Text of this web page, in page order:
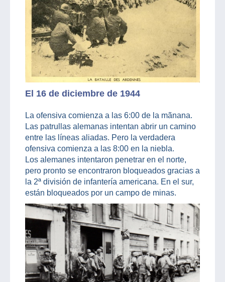
El 16 de diciembre de 1944
La ofensiva comienza a las 6:00 de la mãnana.
Las patrullas alemanas intentan abrir un camino
entre las líneas aliadas. Pero la verdadera
ofensiva comienza a las 8:00 en la niebla.
Los alemanes intentaron penetrar en el norte,
pero pronto se encontraron bloqueados gracias a
la 2ª división de infantería americana. En el sur,
están bloqueados por un campo de minas.